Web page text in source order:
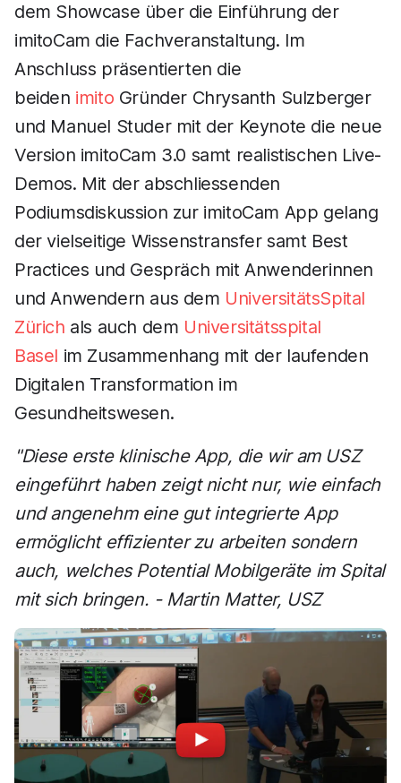
dem Showcase über die Einführung der
imitoCam die Fachveranstaltung. Im
Anschluss präsentierten die
beiden imito Gründer Chrysanth Sulzberger
und Manuel Studer mit der Keynote die neue
Version imitoCam 3.0 samt realistischen Live-
Demos. Mit der abschliessenden
Podiumsdiskussion zur imitoCam App gelang
der vielseitige Wissenstransfer samt Best
Practices und Gespräch mit Anwenderinnen
und Anwendern aus dem UniversitätsSpital
Zürich als auch dem Universitätsspital
Basel im Zusammenhang mit der laufenden
Digitalen Transformation im
Gesundheitswesen.
"Diese erste klinische App, die wir am USZ
eingeführt haben zeigt nicht nur, wie einfach
und angenehm eine gut integrierte App
ermöglicht effizienter zu arbeiten sondern
auch, welches Potential Mobilgeräte im Spital
mit sich bringen. - Martin Matter, USZ